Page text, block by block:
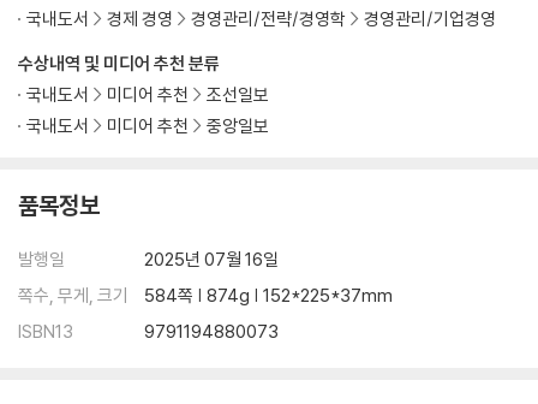
수상내역 및 미디어 추천 분류
국내도서
미디어 추천
조선일보
국내도서
미디어 추천 중앙일보
국내도서
경제 경영 경영관리/전략/경영학 경영관리/기업경영
품목정보
발행일
2025년 07월 16일
쪽수, 무게, 크기
584쪽 | 874g | 152*225*37mm
ISBN13
9791194880073